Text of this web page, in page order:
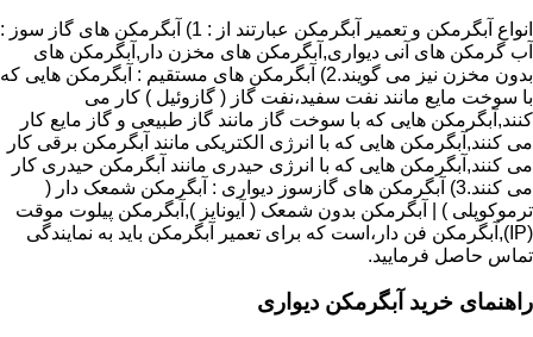
انواع آبگرمکن و تعمیر آبگرمکن عبارتند از : 1) آبگرمکن های گاز سوز :
آب گرمکن های آنی دیواری,آبگرمکن های مخزن دار,آبگرمکن های
بدون مخزن نیز می گویند.2) آبگرمکن های مستقیم : آبگرمکن هایی که
با سوخت مایع مانند نفت سفید،نفت گاز ( گازوئیل ) کار می
کنند,آبگرمکن هایی که با سوخت گاز مانند گاز طبیعی و گاز مایع کار
می کنند,آبگرمکن هایی که با انرژی الکتریکی مانند آبگرمکن برقی کار
می کنند,آبگرمکن هایی که با انرژی حیدری مانند آبگرمکن حیدری کار
می کنند.3) آبگرمکن های گازسوز دیواری : آبگرمکن شمعک دار (
ترموکوپلی ) | آبگرمکن بدون شمعک ( آیونایز ),آبگرمکن پیلوت موقت
(IP),آبگرمکن فن دار،است که برای تعمیر آبگرمکن باید به نمایندگی
تماس حاصل فرمایید.
راهنمای خرید آبگرمکن دیواری